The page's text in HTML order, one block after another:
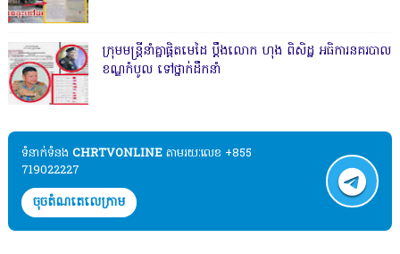
ក្រុមមន្ត្រីនាំគ្នាផ្ដិតមេដៃ ប្ដឹងលោក ហុង ពិសិដ្ឋ អធិការនគរបាល
ខណ្ឌកំបូល ទៅថ្នាក់ដឹកនាំ
ទំនាក់ទំនង​​ CHRTVONLINE តាមរយៈលេខ +855
719022227
ចុចតំណតេលេក្រាម